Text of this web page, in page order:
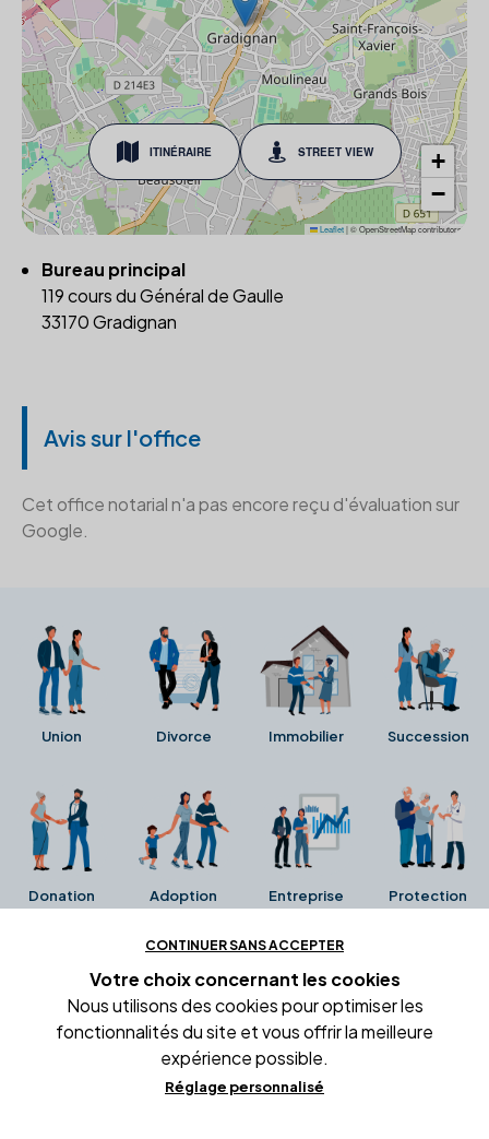
ITINÉRAIRE STREET VIEW
+
−
Leaflet|© OpenStreetMap contributors
Bureau principal
119 cours du Général de Gaulle
33170 Gradignan
Avis sur l'office
Cet office notarial n'a pas encore reçu d'évaluation sur
Google.
Union Divorce Immobilier Succession
Donation Adoption Entreprise Protection
Ces avis proviennent directement de la fiche Google
Business de l'office notarial. Ils n'ont ni été collectés ni
été vérifiés par Alexia.fr.
Conditions générales d'utilisation
CONTINUER SANS ACCEPTER
Votre choix concernant les cookies
Nous utilisons des cookies pour optimiser les
fonctionnalités du site et vous offrir la meilleure
expérience possible.
Réglage personnalisé